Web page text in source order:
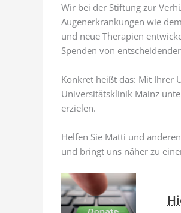
Wir bei der Stiftung zur
Augenerkrankungen wie
und neue Therapien
Spenden von
Konkret heißt das: Mit Ihrer
Universitätsklinik Mainz
erzielen.
Helfen Sie Matti und
und bringt uns näher zu